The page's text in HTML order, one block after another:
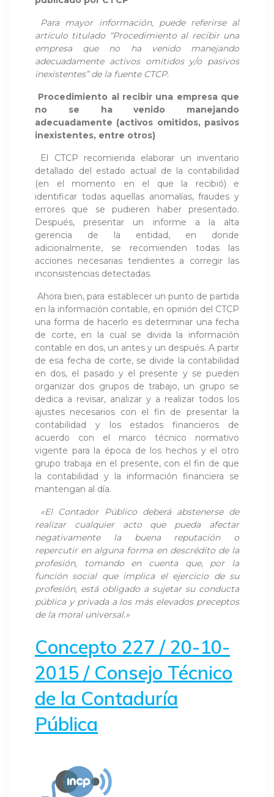
Para mayor información, puede referirse al
artículo titulado “Procedimiento al recibir una
empresa que no ha venido manejando
adecuadamente activos omitidos y/o pasivos
inexistentes” de la fuente CTCP.
Procedimiento al recibir una empresa que
no se ha venido manejando
adecuadamente (activos omitidos, pasivos
inexistentes, entre otros)
El CTCP recomienda elaborar un inventario
detallado del estado actual de la contabilidad
(en el momento en el que la recibió) e
identificar todas aquellas anomalías, fraudes y
errores que se pudieren haber presentado.
Después, presentar un informe a la alta
gerencia de la entidad, en donde
adicionalmente, se recomienden todas las
acciones necesarias tendientes a corregir las
inconsistencias detectadas.
Ahora bien, para establecer un punto de partida
en la información contable, en opinión del CTCP
una forma de hacerlo es determinar una fecha
de corte, en la cual se divida la información
contable en dos, un antes y un después. A partir
de esa fecha de corte, se divide la contabilidad
en dos, el pasado y el presente y se pueden
organizar dos grupos de trabajo, un grupo se
dedica a revisar, analizar y a realizar todos los
ajustes necesarios con el fin de presentar la
contabilidad y los estados financieros de
acuerdo con el marco técnico normativo
vigente para la época de los hechos y el otro
grupo trabaja en el presente, con el fin de que
la contabilidad y la información financiera se
mantengan al día.
«El Contador Público deberá abstenerse de
realizar cualquier acto que pueda afectar
negativamente la buena reputación o
repercutir en alguna forma en descrédito de la
profesión, tomando en cuenta que, por la
función social que implica el ejercicio de su
profesión, está obligado a sujetar su conducta
pública y privada a los más elevados preceptos
de la moral universal.»
Concepto 227 / 20-10-
2015 / Consejo Técnico
de la Contaduría
Pública